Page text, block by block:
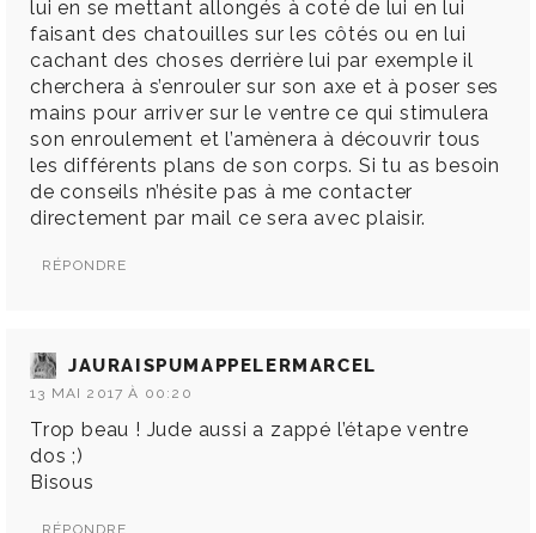
lui en se mettant allongés à coté de lui en lui
faisant des chatouilles sur les côtés ou en lui
cachant des choses derrière lui par exemple il
cherchera à s’enrouler sur son axe et à poser ses
mains pour arriver sur le ventre ce qui stimulera
son enroulement et l’amènera à découvrir tous
les différents plans de son corps. Si tu as besoin
de conseils n’hésite pas à me contacter
directement par mail ce sera avec plaisir.
RÉPONDRE
JAURAISPUMAPPELERMARCEL
13 MAI 2017 À 00:20
Trop beau ! Jude aussi a zappé l’étape ventre
dos ;)
Bisous